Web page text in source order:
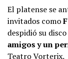
El platense se
invitados como
despidió su disco
amigos y un
Teatro Vorterix.